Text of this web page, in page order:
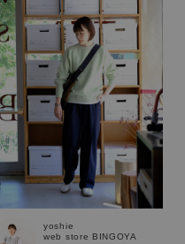
yoshie
web store BINGOYA